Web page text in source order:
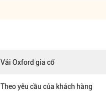
Vải Oxford gia cố
Theo yêu cầu của khách hàng